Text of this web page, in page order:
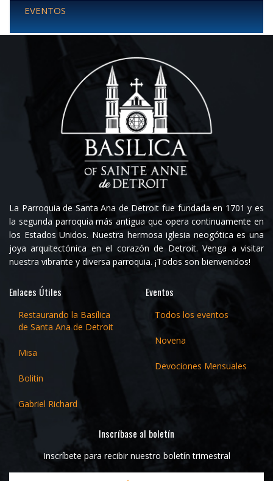
EVENTOS
La Parroquia de Santa Ana de Detroit fue fundada en 1701 y es
la segunda parroquia más antigua que opera continuamente en
los Estados Unidos. Nuestra hermosa iglesia neogótica es una
joya arquitectónica en el corazón de Detroit. Venga a visitar
nuestra vibrante y diversa parroquia. ¡Todos son bienvenidos!
Enlaces Útiles
Restaurando la Basílica
de Santa Ana de Detroit
Misa
Bolitin
Gabriel Richard
Eventos
Todos los eventos
Novena
Devociones Mensuales
Inscríbase al boletín
Inscríbete para recibir nuestro boletín trimestral